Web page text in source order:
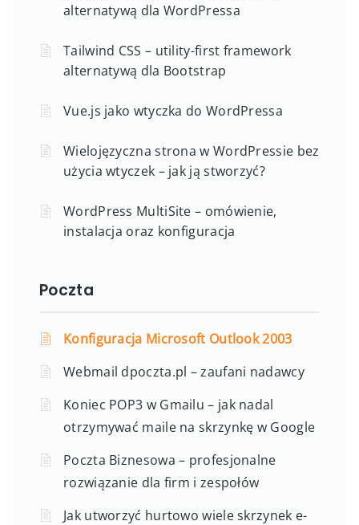
alternatywą dla WordPressa
Tailwind CSS – utility-first framework
alternatywą dla Bootstrap
Vue.js jako wtyczka do WordPressa
Wielojęzyczna strona w WordPressie bez
użycia wtyczek – jak ją stworzyć?
WordPress MultiSite – omówienie,
instalacja oraz konfiguracja
Poczta
Konfiguracja Microsoft Outlook 2003
Webmail dpoczta.pl – zaufani nadawcy
Koniec POP3 w Gmailu – jak nadal
otrzymywać maile na skrzynkę w Google
Poczta Biznesowa – profesjonalne
rozwiązanie dla firm i zespołów
Jak utworzyć hurtowo wiele skrzynek e-